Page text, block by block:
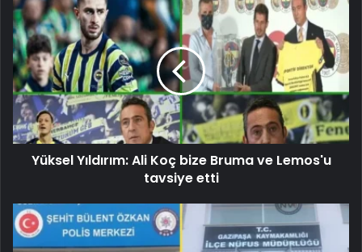
Yüksel Yıldırım: Ali Koç bize Bruma ve Lemos'u
tavsiye etti